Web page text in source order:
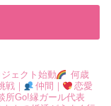
ェクト始動
何歳
戦｜ 仲間｜
恋愛
所Go!縁ガール代表